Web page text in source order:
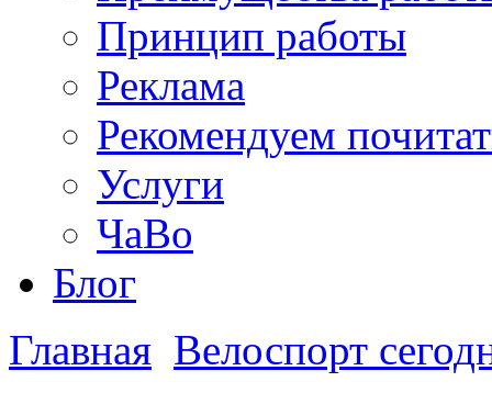
Принцип работы
Реклама
Рекомендуем
Услуги
ЧаВо
Блог
Главная Велоспорт